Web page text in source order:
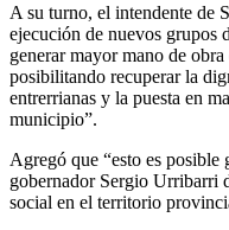
A su turno, el intendente de
ejecución de nuevos grupos
generar mayor mano de
posibilitando recuperar la
entrerrianas y la puesta en
municipio”.
Agregó que “esto es posible
gobernador Sergio Urribarri
social en el territorio